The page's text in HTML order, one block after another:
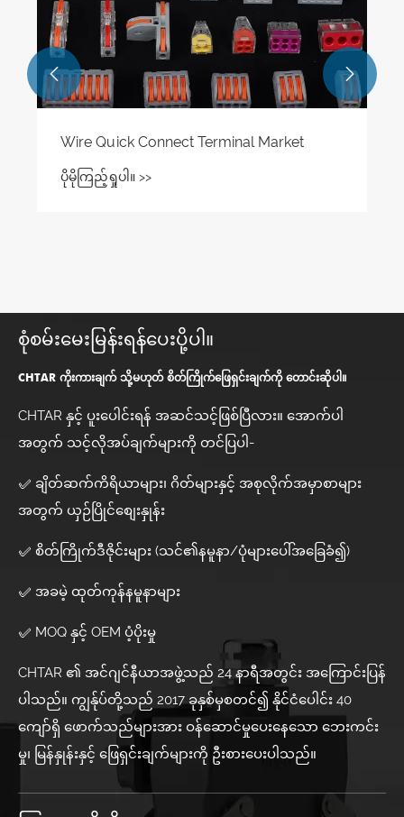
 
စုံစမ်းမေးမြန်းရန်ပေးပို့ပါ။
CHTAR ကိုးကားချက် သို့မဟုတ် စိတ်ကြိုက်ဖြေရှင်းချက်ကို တောင်းဆိုပါ။
CHTAR နှင့် ပူးပေါင်းရန် အဆင်သင့်ဖြစ်ပြီလား။ အောက်ပါ
အတွက် သင့်လိုအပ်ချက်များကို တင်ပြပါ-
✅ ချိတ်ဆက်ကိရိယာများ၊ ဂိတ်များနှင့် အစုလိုက်အမှာစာများ
အတွက် ယှဉ်ပြိုင်စျေးနှုန်း
✅ စိတ်ကြိုက်ဒီဇိုင်းများ (သင်၏နမူနာ/ပုံများပေါ်အခြေခံ၍)
✅ အခမဲ့ ထုတ်ကုန်နမူနာများ
✅ MOQ နှင့် OEM ပံ့ပိုးမှု
CHTAR ၏ အင်ဂျင်နီယာအဖွဲ့သည် 24 နာရီအတွင်း အကြောင်းပြန်
ပါသည်။ ကျွန်ုပ်တို့သည် 2017 ခုနှစ်မှစတင်၍ နိုင်ငံပေါင်း 40
ကျော်ရှိ ဖောက်သည်များအား ဝန်ဆောင်မှုပေးနေသော ဘေးကင်း
မှု၊ မြန်နှုန်းနှင့် ဖြေရှင်းချက်များကို ဦးစားပေးပါသည်။